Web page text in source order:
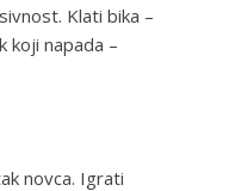
Klati bika –
koji napada –
novca. Igrati